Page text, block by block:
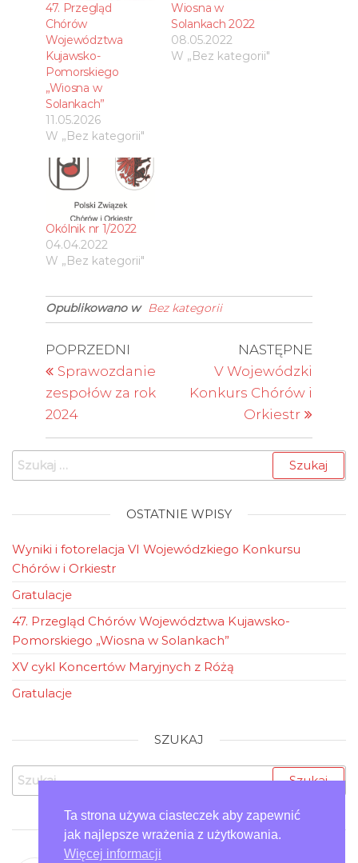
47. Przegląd
Chórów
Województwa
Kujawsko-
Pomorskiego
„Wiosna w
Solankach”
11.05.2026
W „Bez kategorii"
Wiosna w
Solankach 2022
08.05.2022
W „Bez kategorii"
Okólnik nr 1/2022
04.04.2022
W „Bez kategorii"
Opublikowano w Bez kategorii
Nawigacja
wpisu
Poprzedni
wpis
POPRZEDNI
Sprawozdanie
zespołów za rok
2024
NASTĘPNE
V Wojewódzki
Konkurs Chórów i
Orkiestr
Szukaj:
OSTATNIE WPISY
Wyniki i fotorelacja VI Wojewódzkiego Konkursu
Chórów i Orkiestr
Gratulacje
47. Przegląd Chórów Województwa Kujawsko-
Pomorskiego „Wiosna w Solankach”
XV cykl Koncertów Maryjnych z Różą
Gratulacje
SZUKAJ
Szukaj:
ZOBACZ NAS
Ta strona używa ciasteczek aby zapewnić
jak najlepsze wrażenia z użytkowania.
Więcej informacji